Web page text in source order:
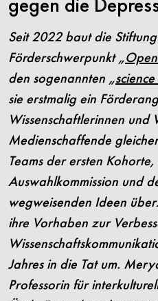
Seit 2022 baut die
Förderschwerpunkt „
den sogenannten „
sie erstmalig ein
Wissenschaftlerinnen und
Medienschaffende
Teams der ersten
Auswahlkommission und
wegweisenden Ideen
ihre Vorhaben zur
Jahres in die Tat um.
Professorin für